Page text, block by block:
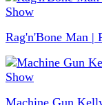
Rag'n'Bone Man |